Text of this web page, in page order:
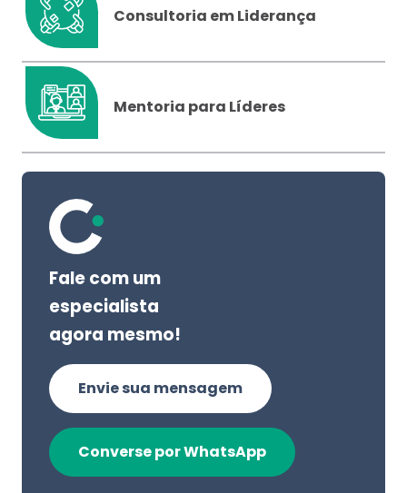
Consultoria em Liderança
Mentoria para Líderes
Fale com um
especialista
agora mesmo!
Envie sua mensagem
Converse por WhatsApp